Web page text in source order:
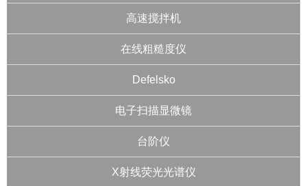
高速搅拌机
在线粗糙度仪
Defelsko
电子扫描显微镜
台阶仪
X射线荧光光谱仪